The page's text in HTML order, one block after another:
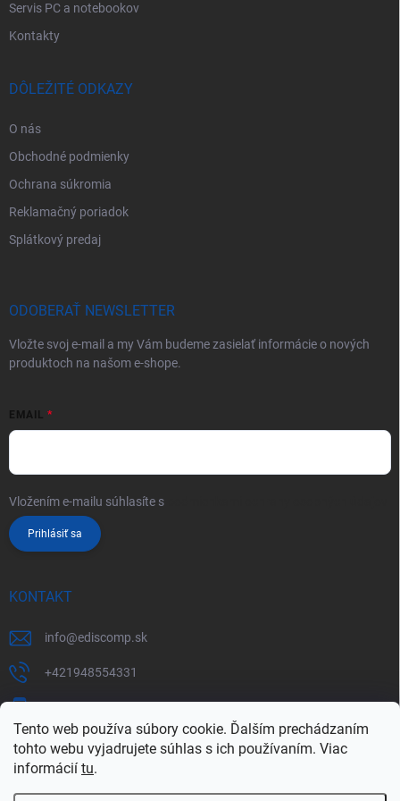
Tento web používa súbory cookie. Ďalším prechádzaním
tohto webu vyjadrujete súhlas s ich používaním. Viac
informácií tu.
Servis PC a notebookov
Kontakty
DÔLEŽITÉ ODKAZY
O nás
Obchodné podmienky
Ochrana súkromia
Reklamačný poriadok
Splátkový predaj
ODOBERAŤ NEWSLETTER
Vložte svoj e-mail a my Vám budeme zasielať informácie o nových
produktoch na našom e-shope.
EMAIL
Vložením e-mailu súhlasíte s
Prihlásiť sa
KONTAKT
info@ediscomp.sk
+421948554331